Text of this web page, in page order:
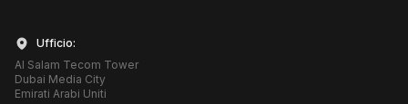
Ufficio:
Al Salam Tecom Tower
Dubai Media City
Emirati Arabi Uniti